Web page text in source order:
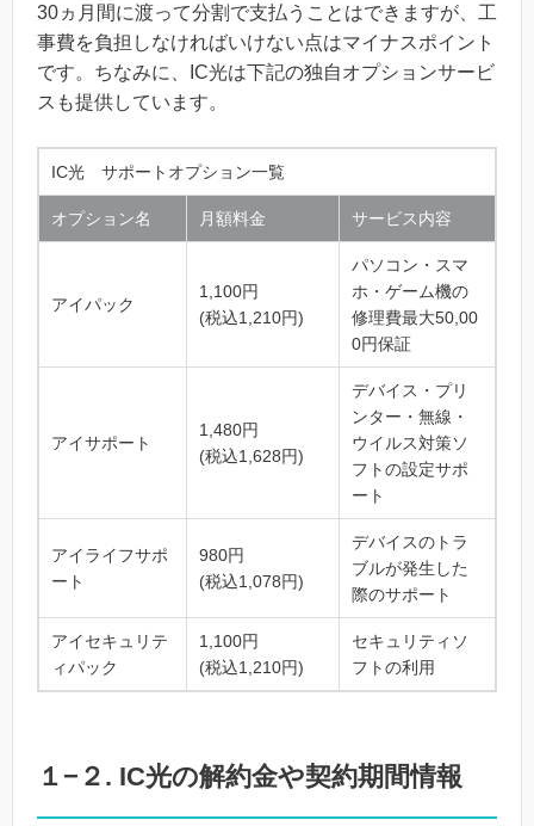
30ヵ月間に渡って分割で支払うことはできますが、工
事費を負担しなければいけない点はマイナスポイント
です。ちなみに、IC光は下記の独自オプションサービ
スも提供しています。
IC光 サポートオプション一覧
オプション名 月額料金 サービス内容
アイパック
1,100円
(税込1,210円)
パソコン・スマ
ホ・ゲーム機の
修理費最大50,00
0円保証
アイサポート
1,480円
(税込1,628円)
デバイス・プリ
ンター・無線・
ウイルス対策ソ
フトの設定サポ
ート
アイライフサポ
ート
980円
(税込1,078円)
デバイスのトラ
ブルが発生した
際のサポート
アイセキュリテ
ィパック
1,100円
(税込1,210円)
セキュリティソ
フトの利用
１−２. IC光の解約金や契約期間情報